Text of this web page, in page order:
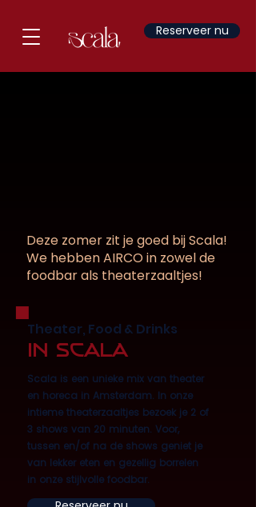
Reserveer nu
Deze zomer zit je goed bij Scala!
We hebben AIRCO in zowel de
foodbar als theaterzaaltjes!
Theater, Food & Drinks
In Scala
Scala is een unieke mix van theater
en horeca in Amsterdam. In onze
intieme theaterzaaltjes bezoek je 2 of
3 shows van 20 minuten. Voor,
tussen en/of na de shows geniet je
van lekker eten en gezellig borrelen
in onze stijlvolle foodbar.